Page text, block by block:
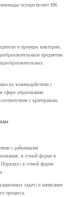
осуществляет ИК
и призеры викторин,
предметам
во взаимодействии с
образования,
с критериями,
с районными
в очной форме в
Порядку) в очной форме
задач) и написание
процесса.